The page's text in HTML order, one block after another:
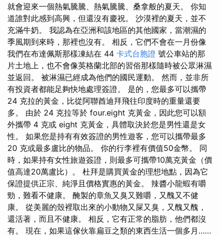
就會迎來一個熱氣騰騰、熱氣騰騰、桑拿般的夏天。 你知
道誰對此感到高興，但還沒有慶祝。 沙漠裡的夏天，並不
充滿牛奶。 我認為在亞洲和該地區的其他國家，當潮濕的
季風期到來時，那裡也沒有。 相反，它們不會在一月份像
我們在布達佩斯那樣凍結在 44 卡式台胞證 號公車站的那
片土地上，也不會像英格蘭北部的習俗那樣隨時被公眾淋濕
並返回。 被淋濕已經成為他們的國民運動。 然而，並非所
有投資者都能足夠快地處理簽證。 是的，您最多可以攜帶
24 克拉的黃金，比從阿聯酋迪拜飛往印度時的重量還要
多。 由於 24 克拉等於 four.eight 克黃金，因此您可以額
外攜帶 4 克或 eight 克黃金，具體取決於您是男性還是女
性。 如果您是持有有效簽證的男性遊客，您可以攜帶最多
20 克或最多盧比的物品。 你的行李裡有價值50金幣。 同
時，如果持有女性旅遊簽證，則最多可攜帶10萬克黃金（價
值高達20萬盧比）。 杜拜是購買黃金的理想地點，因為它
保證提供正宗、純淨且價格實惠的黃金。 辣醬小龍蝦有嚼
勁，難看不健康。 醃製的章魚又臭又難嚼，又醜又不健
康。 從美麗的殼裡取出來的小動物又屎又臭，又醜又醜，
還活著，而且不健康。 相反，它有正常的脂肪，他們都沒
有。 現在，如果這傢伙靠扁豆之類的東西生活一個多月……